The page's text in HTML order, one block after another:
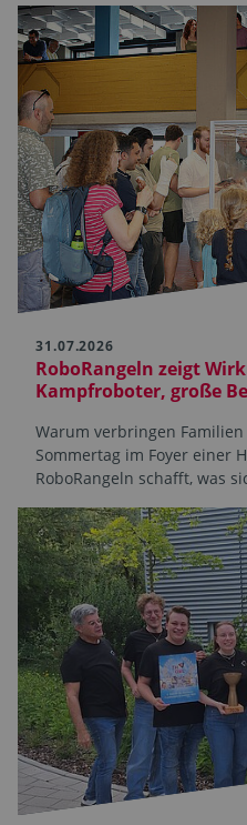
31.07.2026
RoboRangeln zeigt
Kampfroboter, große
Warum verbringen
Sommertag im Foyer einer
RoboRangeln schafft, was